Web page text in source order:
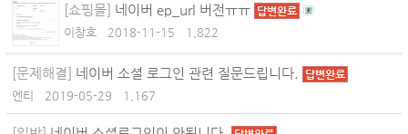
[쇼핑몰] 네이버 ep_url 버전ㅠㅠ 답변완료
이창호 2018-11-15 1,822
[문제해결] 네이버 소셜 로그인 관련 질문드립니다. 답변완료
엔티 2019-05-29 1,167